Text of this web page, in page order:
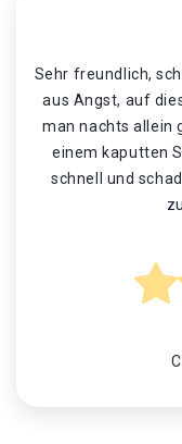
Sehr freundlich,
aus Angst, auf
man nachts allein
einem kaputten
schnell und